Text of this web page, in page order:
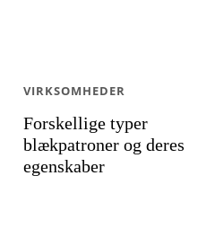
Forskellige typer
blækpatroner og deres
egenskaber
VIRKSOMHEDER